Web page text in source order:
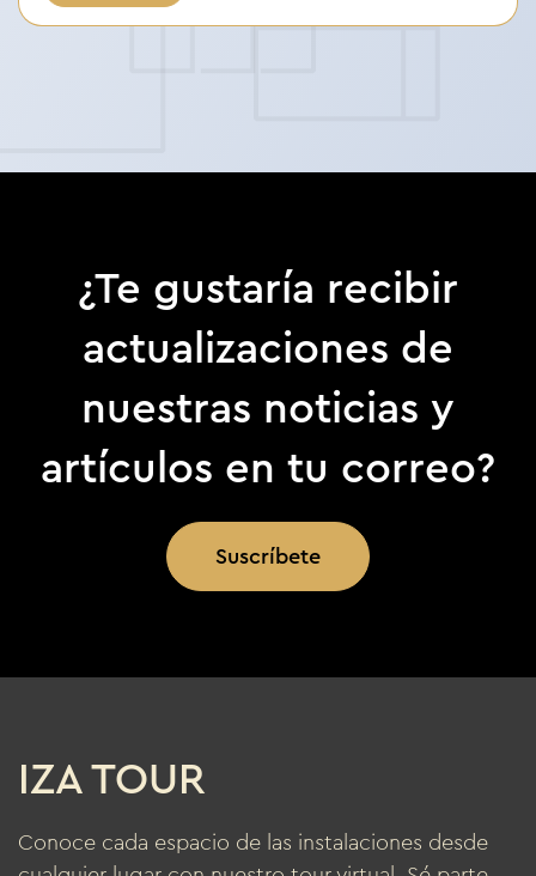
¿Te gustaría recibir
actualizaciones de
nuestras noticias y
artículos en tu correo?
Suscríbete
IZA TOUR
Conoce cada espacio de las instalaciones desde